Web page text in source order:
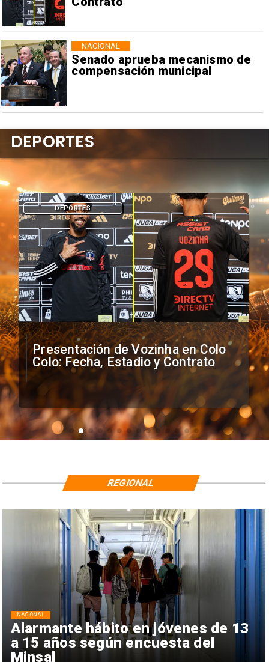
Senado aprueba mecanismo de
compensación municipal
NACIONAL
Presentación de Vozinha en Colo
Colo: Fecha, Estadio y Contrato
DEPORTES
DEPORTES
Alarmante hábito en jóvenes de 13
a 15 años según encuesta del
Minsal
NACIONAL
REGIONAL